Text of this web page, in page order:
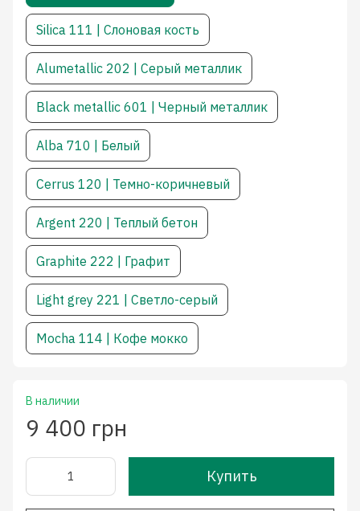
Silica 111 | Слоновая кость
Alumetallic 202 | Cерый металлик
Black metallic 601 | Черный металлик
Alba 710 | Белый
Cerrus 120 | Темно-коричневый
Argent 220 | Теплый бетон
Graphite 222 | Графит
Light grey 221 | Светло-серый
Mocha 114 | Кофе мокко
В наличии
9 400 грн
Купить